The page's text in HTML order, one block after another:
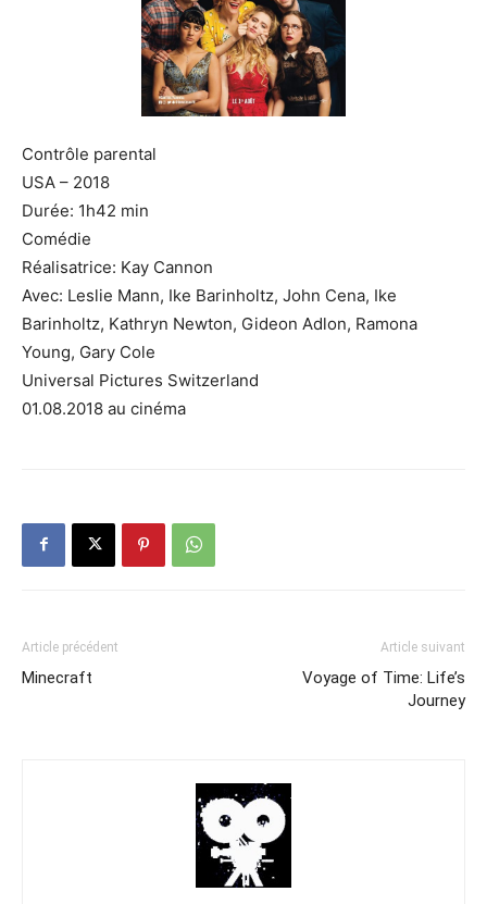
Contrôle parental
USA – 2018
Durée: 1h42 min
Comédie
Réalisatrice: Kay Cannon
Avec: Leslie Mann, Ike Barinholtz, John Cena, Ike
Barinholtz, Kathryn Newton, Gideon Adlon, Ramona
Young, Gary Cole
Universal Pictures Switzerland
01.08.2018 au cinéma
Article précédent
Minecraft
Article suivant
Voyage of Time: Life’s
Journey